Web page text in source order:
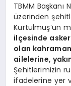
TBMM
üzerinden
Kurtulmuş’un
ilçesinde
olan
ailelerine,
Şehitlerimizin
ifadelerine yer